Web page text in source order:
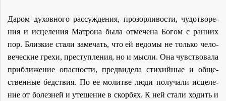
Да­ром ду­хов­но­го рас­суж­де­ния, про­зор­ли­во­сти, чу­до­тво­ре­
ния и ис­це­ле­ния Мат­ро­на бы­ла от­ме­че­на Бо­гом с ран­них
пор. Близ­кие ста­ли за­ме­чать, что ей ве­до­мы не толь­ко че­ло­
ве­че­ские гре­хи, пре­ступ­ле­ния, но и мыс­ли. Она чув­ство­ва­ла
при­бли­же­ние опас­но­сти, пред­ви­де­ла сти­хий­ные и об­ще­
ствен­ные бед­ствия. По ее мо­лит­ве лю­ди по­лу­ча­ли ис­це­ле­
ние от бо­лез­ней и уте­ше­ние в скор­бях. К ней ста­ли хо­дить и